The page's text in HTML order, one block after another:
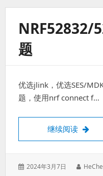
NRF52832/
题
优选jlink，优选SES/
题，使用nrf connect f…
继续阅读
发
2024年3月7日
作